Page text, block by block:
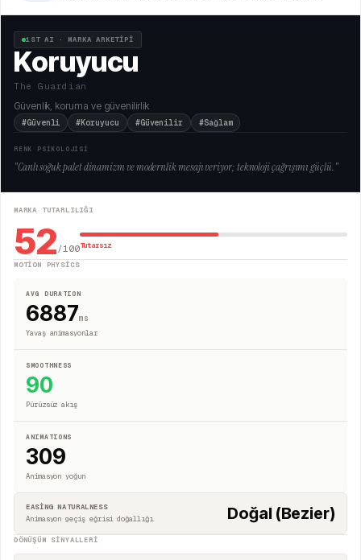
1ST AI · MARKA ARKETİPİ
Koruyucu
The Guardian
Güvenlik, koruma ve güvenilirlik
#Güvenli #Koruyucu #Güvenilir #Sağlam
RENK PSİKOLOJİSİ
"Canlı soğuk palet dinamizm ve modernlik mesajı veriyor; teknoloji çağrışımı güçlü."
MARKA TUTARLILIĞI
52/100Tutarsız
MOTION PHYSICS
AVG DURATION
6887ms
Yavaş animasyonlar
SMOOTHNESS
90
Pürüzsüz akış
ANIMATIONS
309
Animasyon yoğun
EASING NATURALNESS
Animasyon geçiş eğrisi doğallığı
Doğal (Bezier)
DÖNÜŞÜM SINYALLERI